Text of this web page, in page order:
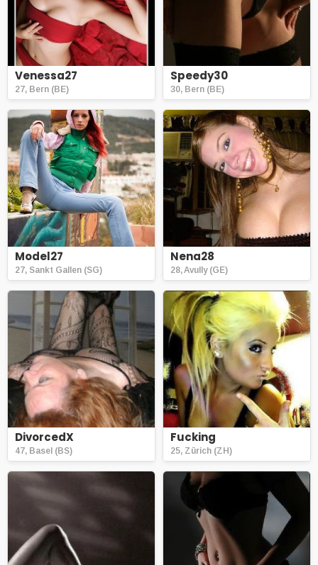
Venessa27
27, Bern (BE)
Speedy30
30, Bern (BE)
Model27
27, Sankt Gallen (SG)
Nena28
28, Avully (GE)
DivorcedX
47, Basel (BS)
Fucking
25, Zürich (ZH)